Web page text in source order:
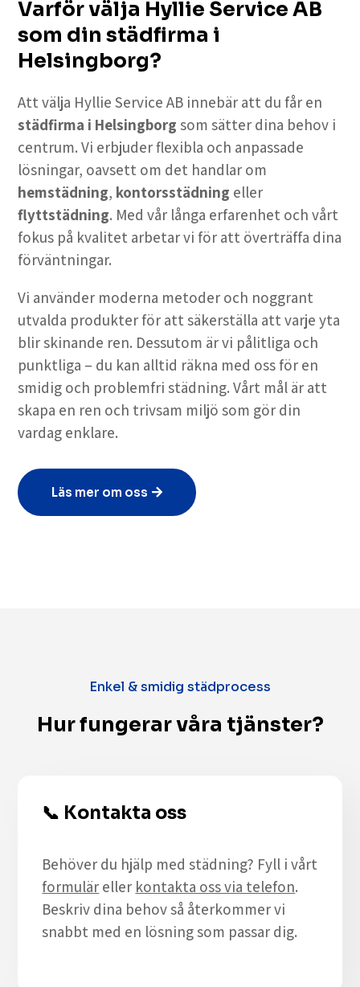
Varförvälja Hyllie Service AB
som din städfirma i
Helsingborg?
Att välja Hyllie Service AB innebär att du får en
städfirma i Helsingborg som sätter dina behov i
centrum. Vi erbjuder flexibla och anpassade
lösningar, oavsett om det handlar om
hemstädning, kontorsstädning eller
flyttstädning. Med vår långa erfarenhet och vårt
fokus på kvalitet arbetar vi för att överträffa dina
förväntningar.
Vi använder moderna metoder och noggrant
utvalda produkter för att säkerställa att varje yta
blir skinande ren. Dessutom är vi pålitliga och
punktliga – du kan alltid räkna med oss för en
smidig och problemfri städning. Vårt mål är att
skapa en ren och trivsam miljö som gör din
vardag enklare.
Läs mer om oss
Enkel & smidig städprocess
Hur fungerar våra tjänster?
📞 Kontakta oss
Behöver du hjälp med städning? Fyll i vårt
formulär eller kontakta oss via telefon.
Beskriv dina behov så återkommer vi
snabbt med en lösning som passar dig.